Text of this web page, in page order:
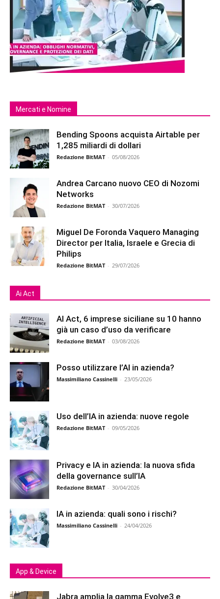
Mercati e Nomine
Bending Spoons acquista Airtable per
1,285 miliardi di dollari
Redazione BitMAT - 05/08/2026
Andrea Carcano nuovo CEO di Nozomi
Networks
Redazione BitMAT - 30/07/2026
Miguel De Foronda Vaquero Managing
Director per Italia, Israele e Grecia di
Philips
Redazione BitMAT - 29/07/2026
Ai Act
AI Act, 6 imprese siciliane su 10 hanno
già un caso d’uso da verificare
Redazione BitMAT - 03/08/2026
Posso utilizzare l’AI in azienda?
Massimiliano Cassinelli - 23/05/2026
Uso dell’IA in azienda: nuove regole
Redazione BitMAT - 09/05/2026
Privacy e IA in azienda: la nuova sfida
della governance sull’IA
Redazione BitMAT - 30/04/2026
IA in azienda: quali sono i rischi?
Massimiliano Cassinelli - 24/04/2026
App & Device
Jabra amplia la gamma Evolve3 e